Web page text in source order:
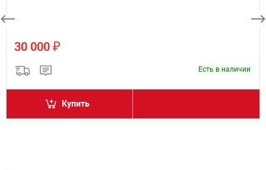
30 000 ₽
Есть в наличии
Купить